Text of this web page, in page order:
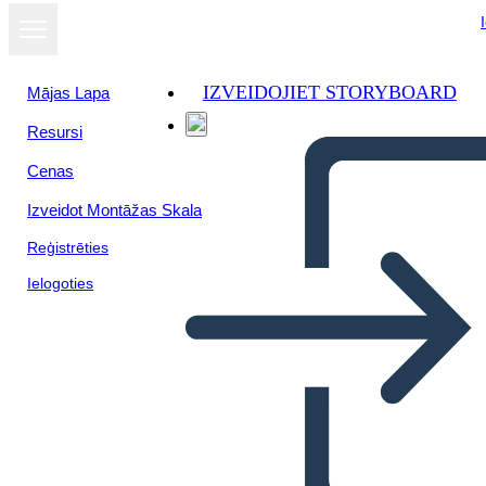
Mājas Lapa
Resursi
Cenas
Izveidot Montāžas Skala
Reģistrēties
Ielogoties
IZVEIDOJIET STORYBOARD